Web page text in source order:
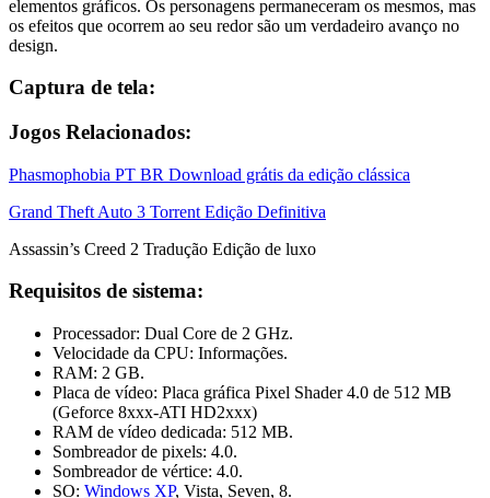
elementos gráficos. Os personagens permaneceram os mesmos, mas
os efeitos que ocorrem ao seu redor são um verdadeiro avanço no
design.
Captura de tela:
Jogos Relacionados:
Phasmophobia PT BR Download grátis da edição clássica
Grand Theft Auto 3 Torrent Edição Definitiva
Assassin’s Creed 2 Tradução Edição de luxo
Requisitos de sistema:
Processador: Dual Core de 2 GHz.
Velocidade da CPU: Informações.
RAM: 2 GB.
Placa de vídeo: Placa gráfica Pixel Shader 4.0 de 512 MB
(Geforce 8xxx-ATI HD2xxx)
RAM de vídeo dedicada: 512 MB.
Sombreador de pixels: 4.0.
Sombreador de vértice: 4.0.
SO: Windows XP, Vista, Seven, 8.